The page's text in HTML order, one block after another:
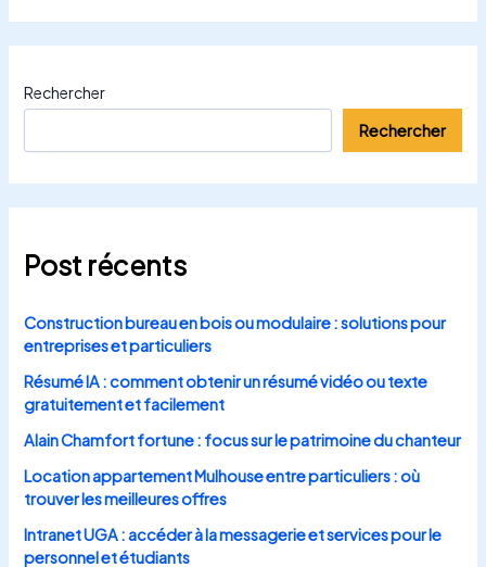
Rechercher
Rechercher
Post récents
Construction bureau en bois ou modulaire : solutions pour
entreprises et particuliers
Résumé IA : comment obtenir un résumé vidéo ou texte
gratuitement et facilement
Alain Chamfort fortune : focus sur le patrimoine du chanteur
Location appartement Mulhouse entre particuliers : où
trouver les meilleures offres
Intranet UGA : accéder à la messagerie et services pour le
personnel et étudiants